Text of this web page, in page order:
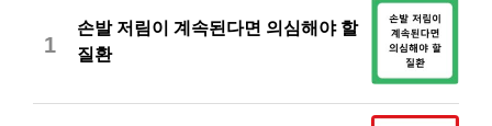
1
손발 저림이 계속된다면 의심해야 할
질환